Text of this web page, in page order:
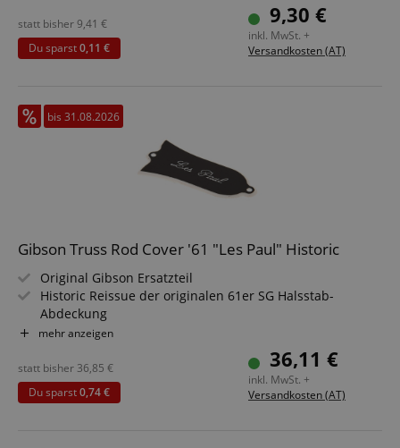
9,30 €
inkl. MwSt. +
Versandkosten (AT)
statt bisher9,41 €
Du sparst0,11 €
bis 31.08.2026
Gibson Truss Rod Cover '61 "Les Paul" Historic
Original Gibson Ersatzteil
Historic Reissue der originalen 61er SG Halsstab-
Abdeckung
"Glocken"-Form
2-lagig
Farbe: Schwarz
inkl. Befestigungsschrauben
mehr anzeigen
36,11 €
inkl. MwSt. +
Versandkosten (AT)
statt bisher 36,85 €
Du sparst0,74 €